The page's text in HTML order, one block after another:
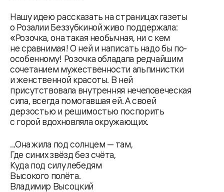
Нашу идею рассказать на страницах газеты
о Розалии Беззубкиной живо поддержала:
«Розочка, она такая необычная, ни с кем
не сравнимая! О ней и написать надо бы по-
особенному! Розочка обладала редчайшим
сочетанием мужественности альпинистки
и женственной красоты. В ней
присутствовала внутренняя нечеловеческая
сила, всегда помогавшая ей. А своей
дерзостью и решимостью поспорить
с горой вдохновляла окружающих.
...Она жила под солнцем — там,
Где синих звёзд без счёта,
Куда под силу лебедям
Высокого полёта.
Владимир Высоцкий